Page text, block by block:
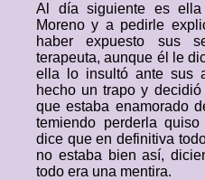
Al día siguiente es
Moreno y a pedirle
haber expuesto sus
terapeuta, aunque él le
ella lo insultó ante sus
hecho un trapo y
que estaba enamorado
temiendo perderla
dice que en definitiva
no estaba bien así,
todo era una mentira.